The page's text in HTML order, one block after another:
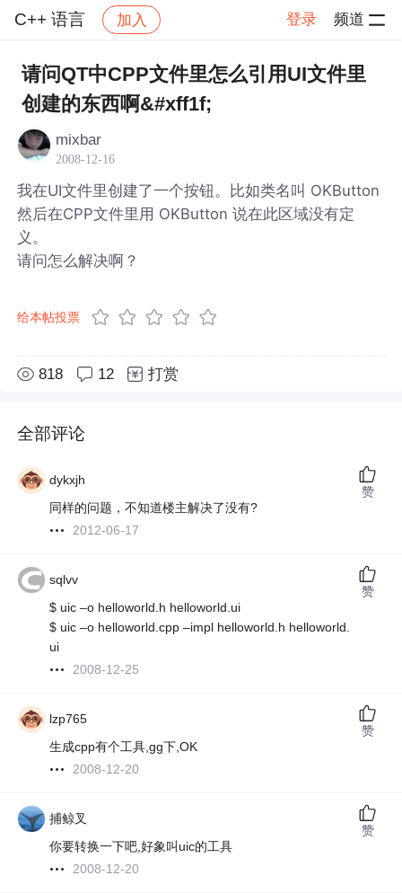
C++ 语言 加入 登录 频道
社区 C++ 语言 帖子详情
请问QT中CPP文件里怎么引用UI文件里
创建的东西啊&#xff1f;
mixbar
2008-12-16
我在UI文件里创建了一个按钮。比如类名叫 OKButton
然后在CPP文件里用 OKButton 说在此区域没有定
义。
请问怎么解决啊？
给本帖投票
818 12 打赏
全部评论
dykxjh
同样的问题，不知道楼主解决了没有?
2012-06-17
赞
sqlvv
$ uic –o helloworld.h helloworld.ui
$ uic –o helloworld.cpp –impl helloworld.h helloworld.
ui
2008-12-25
赞
lzp765
生成cpp有个工具,gg下,OK
2008-12-20
赞
捕鲸叉
你要转换一下吧,好象叫uic的工具
2008-12-20
赞